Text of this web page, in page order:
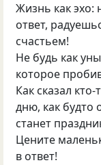
Жизнь как
ответ,
счастьем!
Не будь как
которое
Как сказал
дню, как будто
станет
Цените
в ответ!